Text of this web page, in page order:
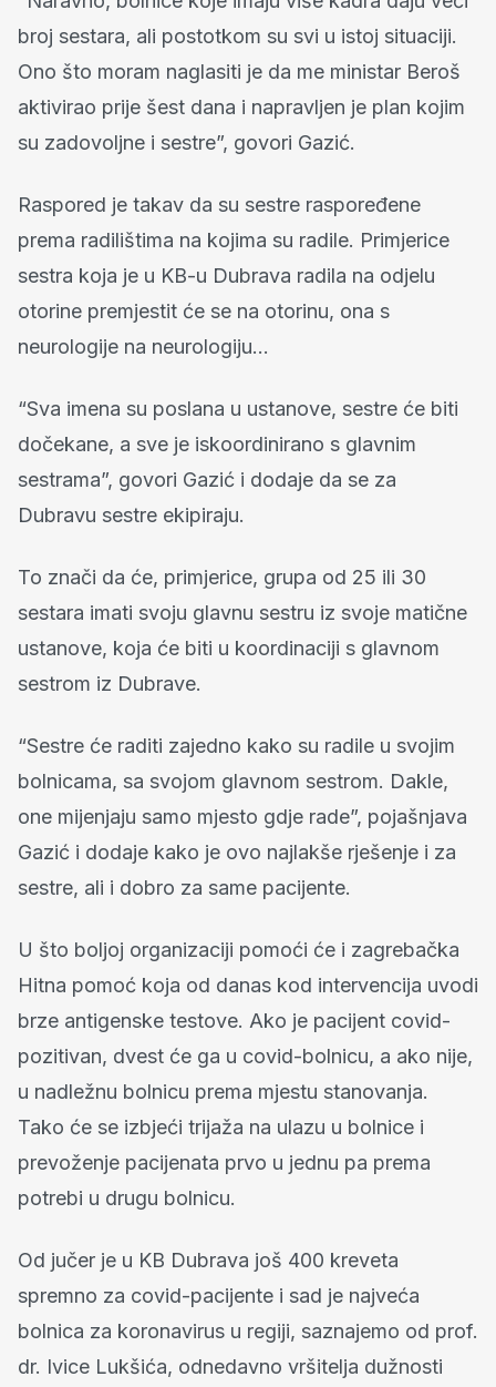
broj sestara, ali postotkom su svi u istoj situaciji.
Ono što moram naglasiti je da me ministar Beroš
aktivirao prije šest dana i napravljen je plan kojim
su zadovoljne i sestre”, govori Gazić.
Raspored je takav da su sestre raspoređene
prema radilištima na kojima su radile. Primjerice
sestra koja je u KB-u Dubrava radila na odjelu
otorine premjestit će se na otorinu, ona s
neurologije na neurologiju…
“Sva imena su poslana u ustanove, sestre će biti
dočekane, a sve je iskoordinirano s glavnim
sestrama”, govori Gazić i dodaje da se za
Dubravu sestre ekipiraju.
To znači da će, primjerice, grupa od 25 ili 30
sestara imati svoju glavnu sestru iz svoje matične
ustanove, koja će biti u koordinaciji s glavnom
sestrom iz Dubrave.
“Sestre će raditi zajedno kako su radile u svojim
bolnicama, sa svojom glavnom sestrom. Dakle,
one mijenjaju samo mjesto gdje rade”, pojašnjava
Gazić i dodaje kako je ovo najlakše rješenje i za
sestre, ali i dobro za same pacijente.
U što boljoj organizaciji pomoći će i zagrebačka
Hitna pomoć koja od danas kod intervencija uvodi
brze antigenske testove. Ako je pacijent covid-
pozitivan, dvest će ga u covid-bolnicu, a ako nije,
u nadležnu bolnicu prema mjestu stanovanja.
Tako će se izbjeći trijaža na ulazu u bolnice i
prevoženje pacijenata prvo u jednu pa prema
potrebi u drugu bolnicu.
Od jučer je u KB Dubrava još 400 kreveta
spremno za covid-pacijente i sad je najveća
bolnica za koronavirus u regiji, saznajemo od prof.
dr. Ivice Lukšića, odnedavno vršitelja dužnosti